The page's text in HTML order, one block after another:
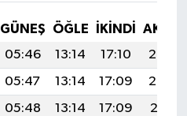
GÜNEŞ ÖĞLE İKINDI
05:46 13:14 17:10
20:32
05:47 13:14 17:09
20:32
05:48 13:14 17:09
20:31